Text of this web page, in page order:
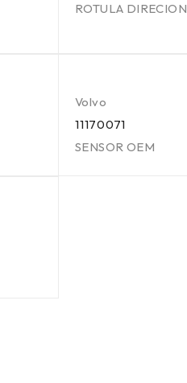
ROTULA DIRECION
Volvo
11170071
SENSOR OEM